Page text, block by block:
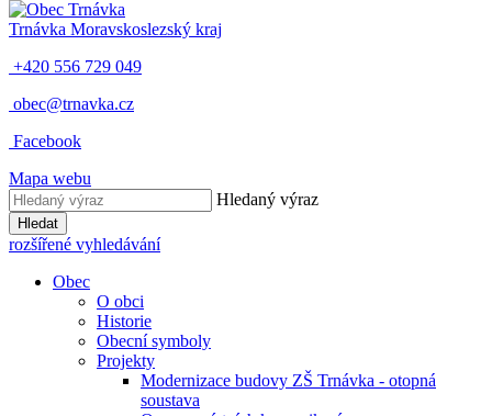
Trnávka Moravskoslezský kraj
+420 556 729 049
obec@trnavka.cz
Facebook
Mapa webu
Hledaný výraz
Hledat
rozšířené vyhledávání
Obec
O obci
Historie
Obecní symboly
Projekty
Modernizace budovy ZŠ Trnávka - otopná
soustava